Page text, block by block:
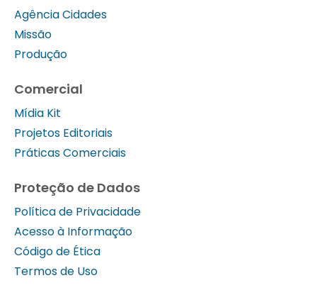
Agência Cidades
Missão
Produção
Comercial
Mídia Kit
Projetos Editoriais
Práticas Comerciais
Proteção de Dados
Política de Privacidade
Acesso à Informação
Código de Ética
Termos de Uso